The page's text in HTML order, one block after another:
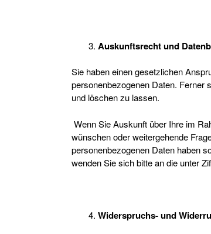
Auskunftsrecht und
Sie haben einen gesetzlichen
personenbezogenen Daten. Ferner
und löschen zu lassen.
Wenn Sie Auskunft über Ihre im
wünschen oder weitergehende
personenbezogenen Daten haben
wenden Sie sich bitte an die unter
Widerspruchs- und